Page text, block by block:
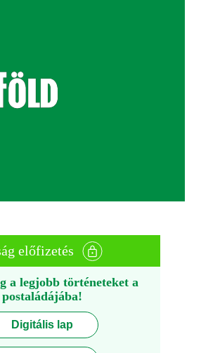
előfizetés
a legjobb történeteket a
postaládájába!
Digitális lap